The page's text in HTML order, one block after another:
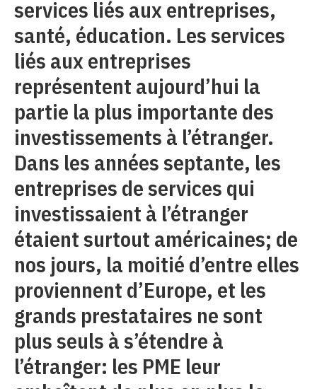
services liés aux entreprises,
santé, éducation. Les services
liés aux entreprises
représentent aujourd’hui la
partie la plus importante des
investissements à l’étranger.
Dans les années septante, les
entreprises de services qui
investissaient à l’étranger
étaient surtout américaines; de
nos jours, la moitié d’entre elles
proviennent d’Europe, et les
grands prestataires ne sont
plus seuls à s’étendre à
l’étranger: les PME leur